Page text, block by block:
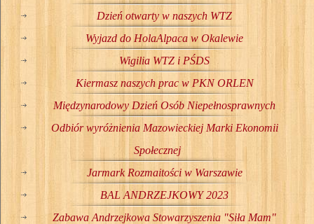
Dzień otwarty w naszych WTZ
Wyjazd do HolaAlpaca w Okalewie
Wigilia WTZ i PŚDS
Kiermasz naszych prac w PKN ORLEN
Międzynarodowy Dzień Osób Niepełnosprawnych
Odbiór wyróżnienia Mazowieckiej Marki Ekonomii
Społecznej
Jarmark Rozmaitości w Warszawie
BAL ANDRZEJKOWY 2023
Zabawa Andrzejkowa Stowarzyszenia "Siła Mam"